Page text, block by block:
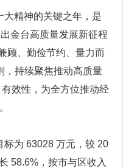
大精神的关键之年，是
金台高质量发展新征程
顾、勤俭节约、量力而
，持续聚焦推动高质量
效性，为全方位推动经
标为 63028 万元，较 20
58.6%，按市与区收入